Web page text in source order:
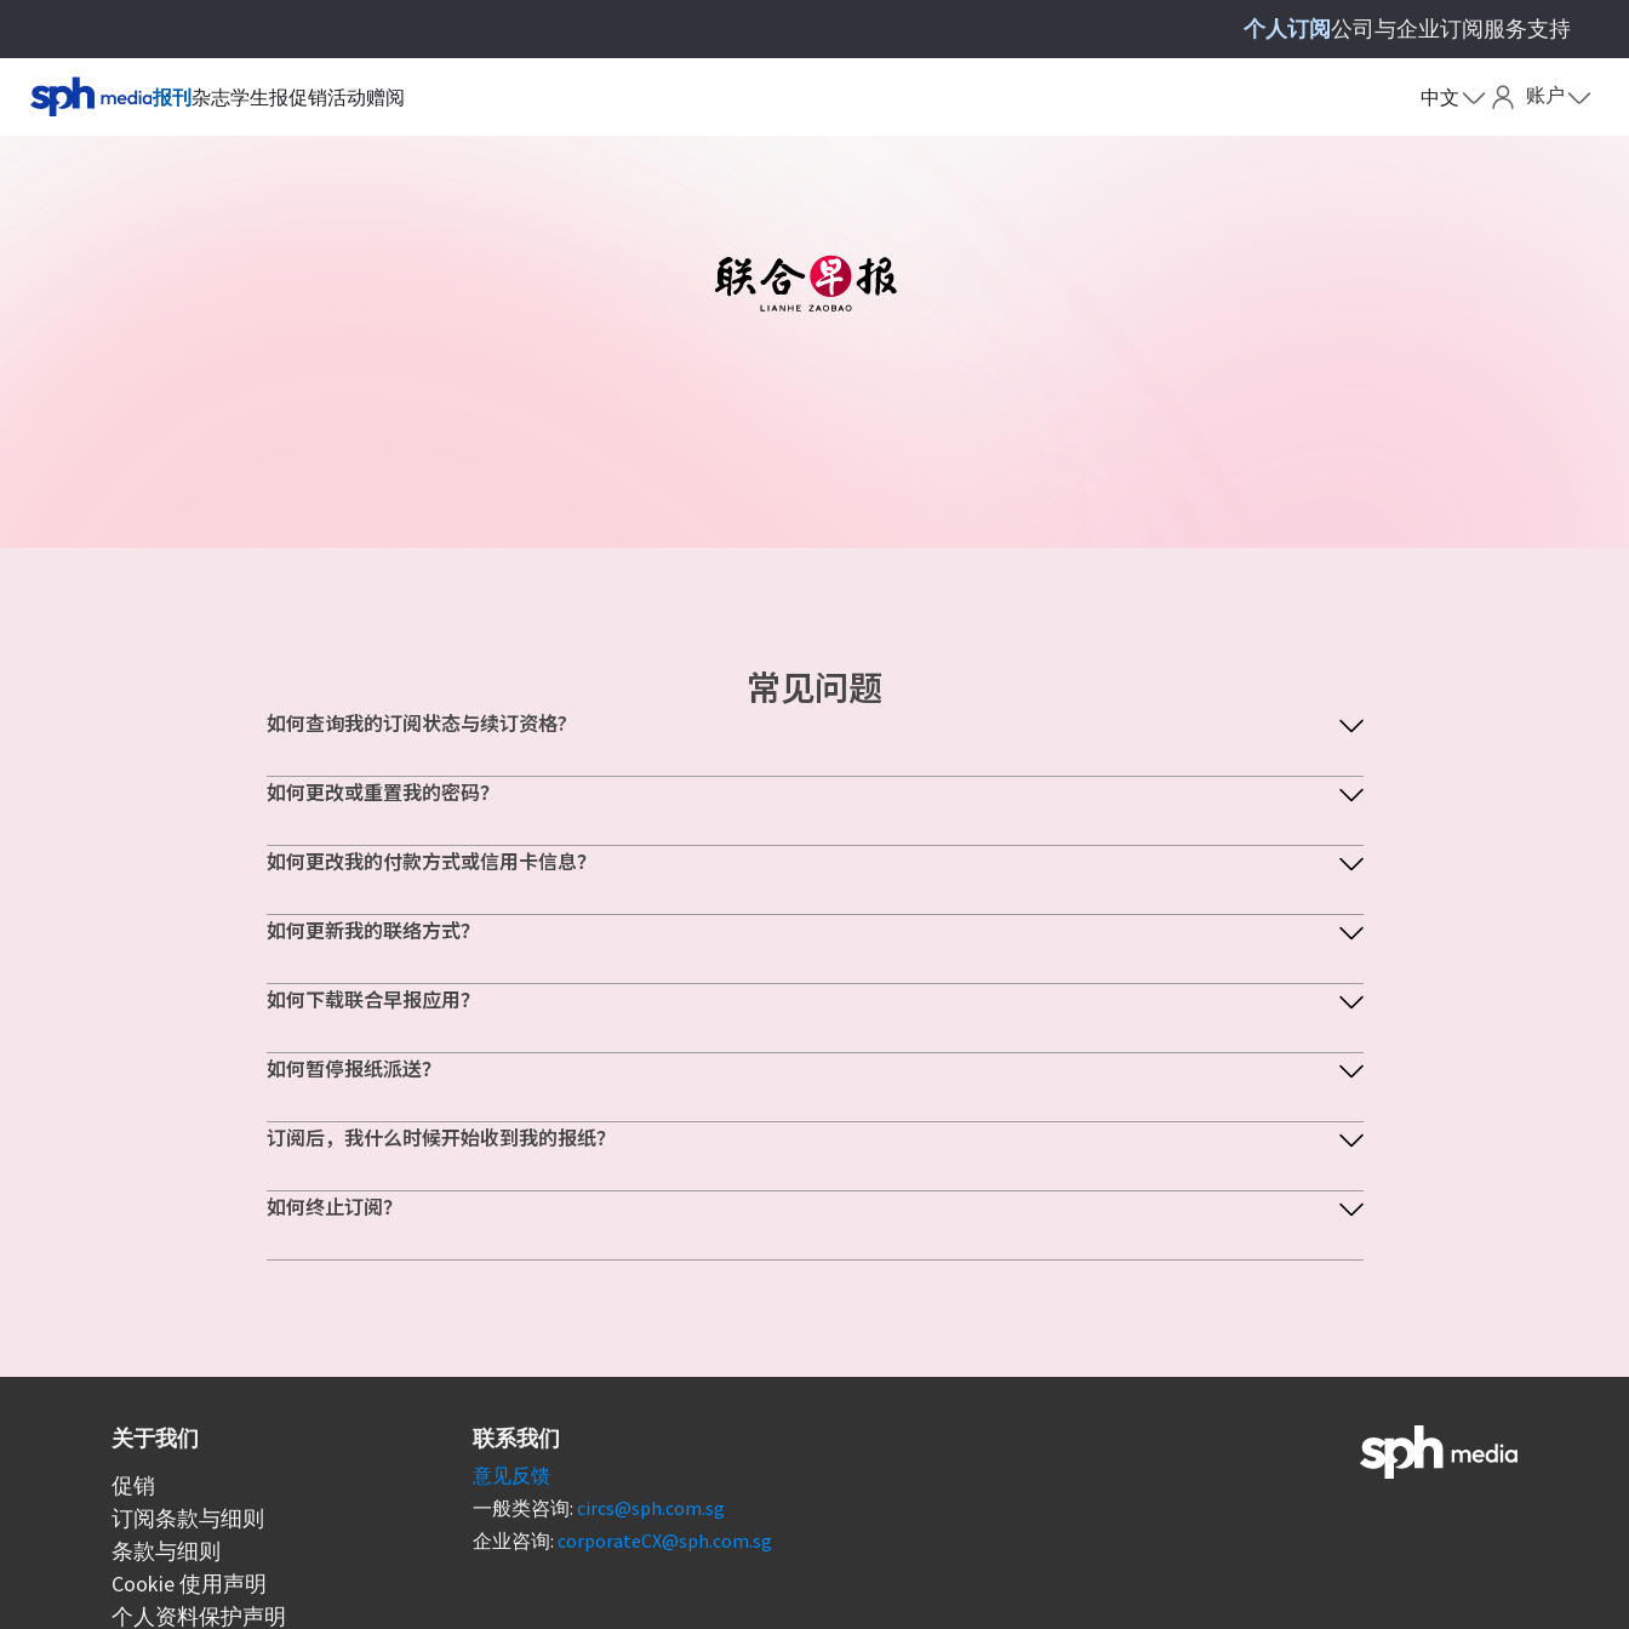
个人订阅公司与企业订阅服务支持
报刊杂志学生报促销活动赠阅 中文 账户
常见问题
如何查询我的订阅状态与续订资格?
如何更改或重置我的密码？
如何更改我的付款方式或信用卡信息？
如何更新我的联络方式？
如何下载联合早报应用？
如何暂停报纸派送？
订阅后，我什么时候开始收到我的报纸？
如何终止订阅？
关于我们
促销
订阅条款与细则
条款与细则
Cookie 使用声明
个人资料保护声明
联系我们
意见反馈
一般类咨询: circs@sph.com.sg
企业咨询: corporateCX@sph.com.sg